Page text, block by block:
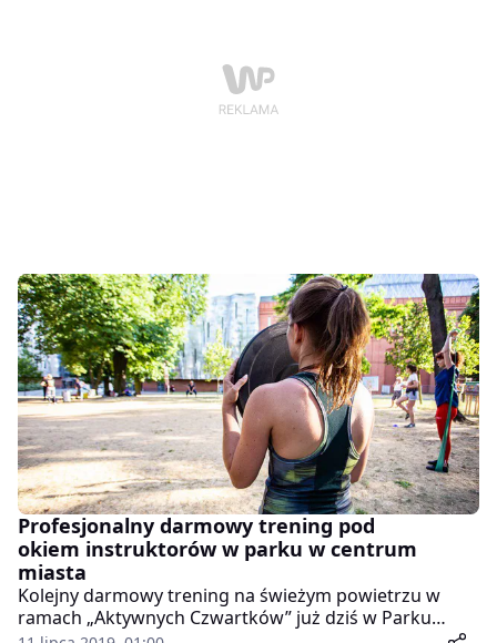
Profesjonalny darmowy trening pod
okiem instruktorów w parku w centrum
miasta
Kolejny darmowy trening na świeżym powietrzu w
ramach „Aktywnych Czwartków” już dziś w Parku